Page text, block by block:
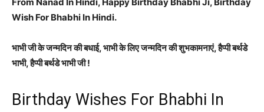
Wish For Bhabhi In Hindi.
भाभी जी के जन्मदिन की बधाई, भाभी के लिए जन्मदिन की शुभकामनाएं, हैप्पी बर्थडे
भाभी, हैप्पी बर्थडे भाभी जी !
Birthday Wishes For Bhabhi In